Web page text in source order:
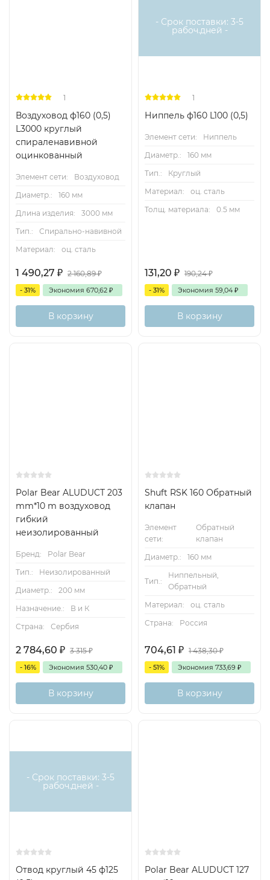
1
Воздуховод ф160 (0,5)
L3000 круглый
спираленавивной
оцинкованный
Элемент сети:
Воздуховод
Диаметр.:
160 мм
Длина изделия:
3000 мм
Тип.:
Спирально-навивной
Материал:
оц. сталь
1 490,27 ₽ 2 160,89₽
- 31% Экономия 670,62 ₽
В корзину
- Срок поставки: 3-5
рабоч.дней -
1
Ниппель ф160 L100 (0,5)
Элемент сети:
Ниппель
Диаметр.:
160 мм
Тип.:
Круглый
Материал:
оц. сталь
Толщ. материала:
0.5 мм
131,20 ₽ 190,24₽
- 31% Экономия 59,04 ₽
В корзину
Polar Bear ALUDUCT 203
mm*10 m воздуховод
гибкий
неизолированный
Бренд:
Polar Bear
Тип.:
Неизолированный
Диаметр.:
200 мм
Назначение.:
В и К
Страна:
Сербия
2 784,60 ₽ 3 315₽
- 16% Экономия 530,40 ₽
В корзину
Shuft RSK 160 Обратный
клапан
Элемент
сети:
Обратный
клапан
Диаметр.:
160 мм
Тип.:
Ниппельный,
Обратный
Материал:
оц. сталь
Страна:
Россия
704,61 ₽ 1 438,30₽
- 51% Экономия 733,69 ₽
В корзину
- Срок поставки: 3-5
рабоч.дней -
Отвод круглый 45 ф125
Polar Bear ALUDUCT 127